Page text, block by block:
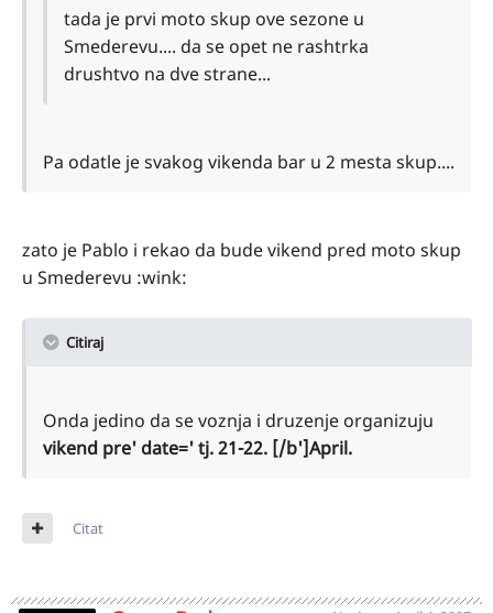
tada je prvi moto skup ove sezone u
Smederevu.... da se opet ne rashtrka
drushtvo na dve strane...
Pa odatle je svakog vikenda bar u 2 mesta skup....
zato je Pablo i rekao da bude vikend pred moto skup
u Smederevu :wink:
Citiraj
Onda jedino da se voznja i druzenje organizuju
vikend pre' date=' tj. 21-22. [/b']April.
Citat